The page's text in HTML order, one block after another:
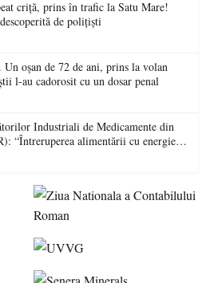
criță, prins în trafic la Satu Mare!
de polițiști
oșan de 72 de ani, prins la volan
l-au cadorosit cu un dosar penal
Industriali de Medicamente din
“Întreruperea alimentării cu energie
de medicamente va pune în pericol